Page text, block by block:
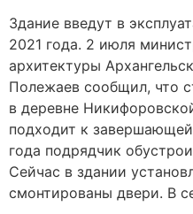
Здание введут в
2021 года. 2 июля
архитектуры
Полежаев сообщил, что
в деревне
подходит к
года подрядчик
Сейчас в здании
смонтированы двери. В